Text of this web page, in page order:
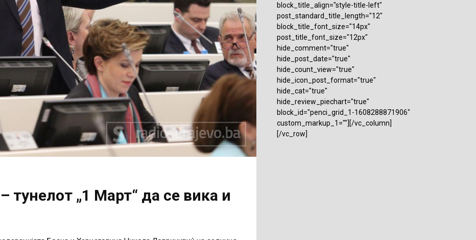
тунелот „1 Март“ да се вика и
block_title_align="style-title-left"
post_standard_title_length="12"
block_title_font_size="14px"
post_title_font_size="12px"
hide_comment="true"
hide_post_date="true"
hide_count_view="true"
hide_icon_post_format="true"
hide_cat="true"
hide_review_piechart="true"
block_id="penci_grid_1-1608288871906"
custom_markup_1=""][/vc_column]
[/vc_row]